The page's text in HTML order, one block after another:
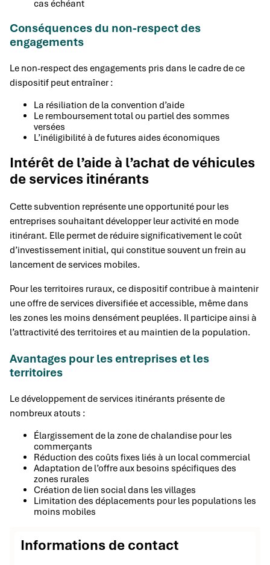
cas échéant
Conséquences du non-respect des
engagements
Le non-respect des engagements pris dans le cadre de ce
dispositif peut entraîner :
La résiliation de la convention d’aide
Le remboursement total ou partiel des sommes
versées
L’inéligibilité à de futures aides économiques
Intérêt de l’aide à l’achat de véhicules
de services itinérants
Cette subvention représente une opportunité pour les
entreprises souhaitant développer leur activité en mode
itinérant. Elle permet de réduire significativement le coût
d’investissement initial, qui constitue souvent un frein au
lancement de services mobiles.
Pour les territoires ruraux, ce dispositif contribue à maintenir
une offre de services diversifiée et accessible, même dans
les zones les moins densément peuplées. Il participe ainsi à
l’attractivité des territoires et au maintien de la population.
Avantages pour les entreprises et les
territoires
Le développement de services itinérants présente de
nombreux atouts :
Élargissement de la zone de chalandise pour les
commerçants
Réduction des coûts fixes liés à un local commercial
Adaptation de l’offre aux besoins spécifiques des
zones rurales
Création de lien social dans les villages
Limitation des déplacements pour les populations les
moins mobiles
Informations de contact